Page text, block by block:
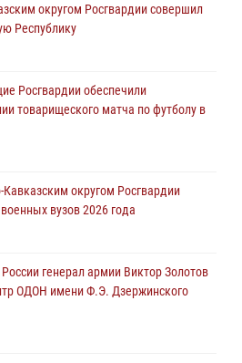
Маршалом»
почтили память Николая
(видео)
округом Росгвардии совершил
Республику
Росгвардии обеспечили
товарищеского матча по футболу в
округом Росгвардии
вузов 2026 года
генерал армии Виктор Золотов
ОДОН имени Ф.Э. Дзержинского